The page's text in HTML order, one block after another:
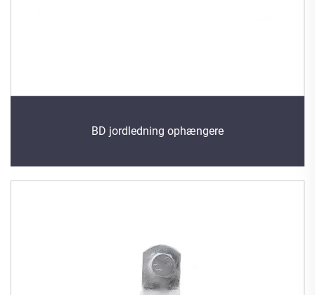
BD jordledning ophængere